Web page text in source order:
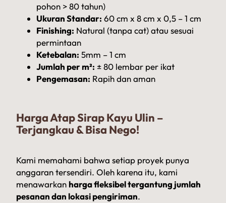
pohon > 80 tahun)
Ukuran Standar: 60 cm x 8 cm x 0,5 – 1 cm
Finishing: Natural (tanpa cat) atau sesuai
permintaan
Ketebalan: 5mm – 1 cm
Jumlah per m²: ± 80 lembar per ikat
Pengemasan: Rapih dan aman
Harga Atap Sirap Kayu Ulin –
Terjangkau & Bisa Nego!
Kami memahami bahwa setiap proyek punya
anggaran tersendiri. Oleh karena itu, kami
menawarkan harga fleksibel tergantung jumlah
pesanan dan lokasi pengiriman.